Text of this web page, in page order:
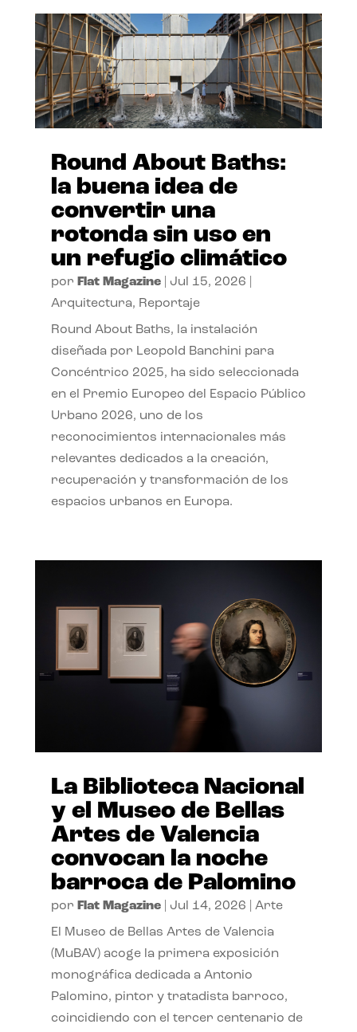
Round About Baths:
la buena idea de
convertir una
rotonda sin uso en
un refugio climático
por Flat Magazine| Jul 15, 2026
Arquitectura, Reportaje
Round About Baths, la instalación
diseñada por Leopold Banchini para
Concéntrico 2025, ha sido seleccionada
en el Premio Europeo del Espacio Público
Urbano 2026, uno de los
reconocimientos internacionales más
relevantes dedicados a la creación,
recuperación y transformación de los
espacios urbanos en Europa.
La Biblioteca Nacional
y el Museo de Bellas
Artes de Valencia
convocan la noche
barroca de Palomino
por Flat Magazine| Jul 14, 2026 Arte
El Museo de Bellas Artes de Valencia
(MuBAV) acoge la primera exposición
monográfica dedicada a Antonio
Palomino, pintor y tratadista barroco,
coincidiendo con el tercer centenario de